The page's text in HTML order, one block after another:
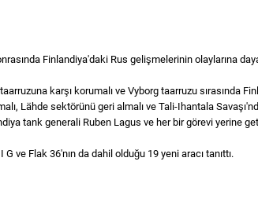
Finlandiya'daki Rus gelişmelerinin olaylarına
karşı korumalı ve Vyborg taarruzu sırasında
Lähde sektörünü geri almalı ve Tali-Ihantala
tank generali Ruben Lagus ve her bir görevi yerine
ve Flak 36'nın da dahil olduğu 19 yeni aracı tanıttı.